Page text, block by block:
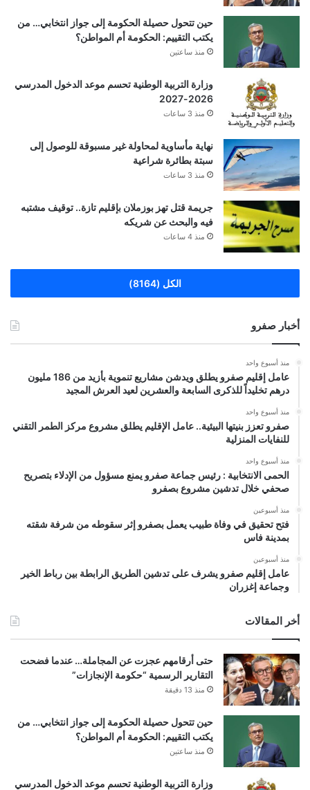
حين تتحول حصيلة الحكومة إلى جواز انتخابي… من
يكتب التقييم: الحكومة أم المواطن؟
منذ ساعتين
وزارة التربية الوطنية تحسم موعد الدخول المدرسي
2026-2027
منذ 3 ساعات
نهاية مأساوية لمحاولة غير مسبوقة للوصول إلى
سبتة بطائرة شراعية
منذ 3 ساعات
جريمة قتل تهز بوزملان بإقليم تازة.. توقيف مشتبه
فيه والبحث عن شريكه
منذ 4 ساعات
الكل (8164)
أخبار صفرو
منذ أسبوع واحد
عامل إقليم صفرو يطلق ويدشن مشاريع تنموية بأزيد من 186 مليون
درهم تخليداً للذكرى السابعة والعشرين لعيد العرش المجيد
منذ أسبوع واحد
صفرو تعزز بنيتها البيئية.. عامل الإقليم يطلق مشروع مركز الطمر التقني
للنفايات المنزلية
منذ أسبوع واحد
الحمى الانتخابية : رئيس جماعة صفرو يمنع مسؤول من الإدلاء بتصريح
صحفي خلال تدشين مشروع بصفرو
منذ أسبوعين
فتح تحقيق في وفاة طبيب يعمل بصفرو إثر سقوطه من شرفة شقته
بمدينة فاس
منذ أسبوعين
عامل إقليم صفرو يشرف على تدشين الطريق الرابطة بين رباط الخير
وجماعة إغزران
أخر المقالات
حتى أرقامهم عجزت عن المجاملة… عندما فضحت
التقارير الرسمية “حكومة الإنجازات”
منذ 13 دقيقة
حين تتحول حصيلة الحكومة إلى جواز انتخابي… من
يكتب التقييم: الحكومة أم المواطن؟
منذ ساعتين
وزارة التربية الوطنية تحسم موعد الدخول المدرسي